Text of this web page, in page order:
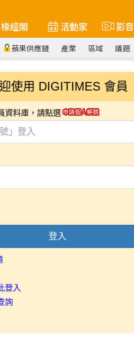
椽經閣 活動家 影音
蘋果供應鏈 產業 區域 議題
使用 DIGITIMES 會員
資料庫，請點選
登入
登入
詢